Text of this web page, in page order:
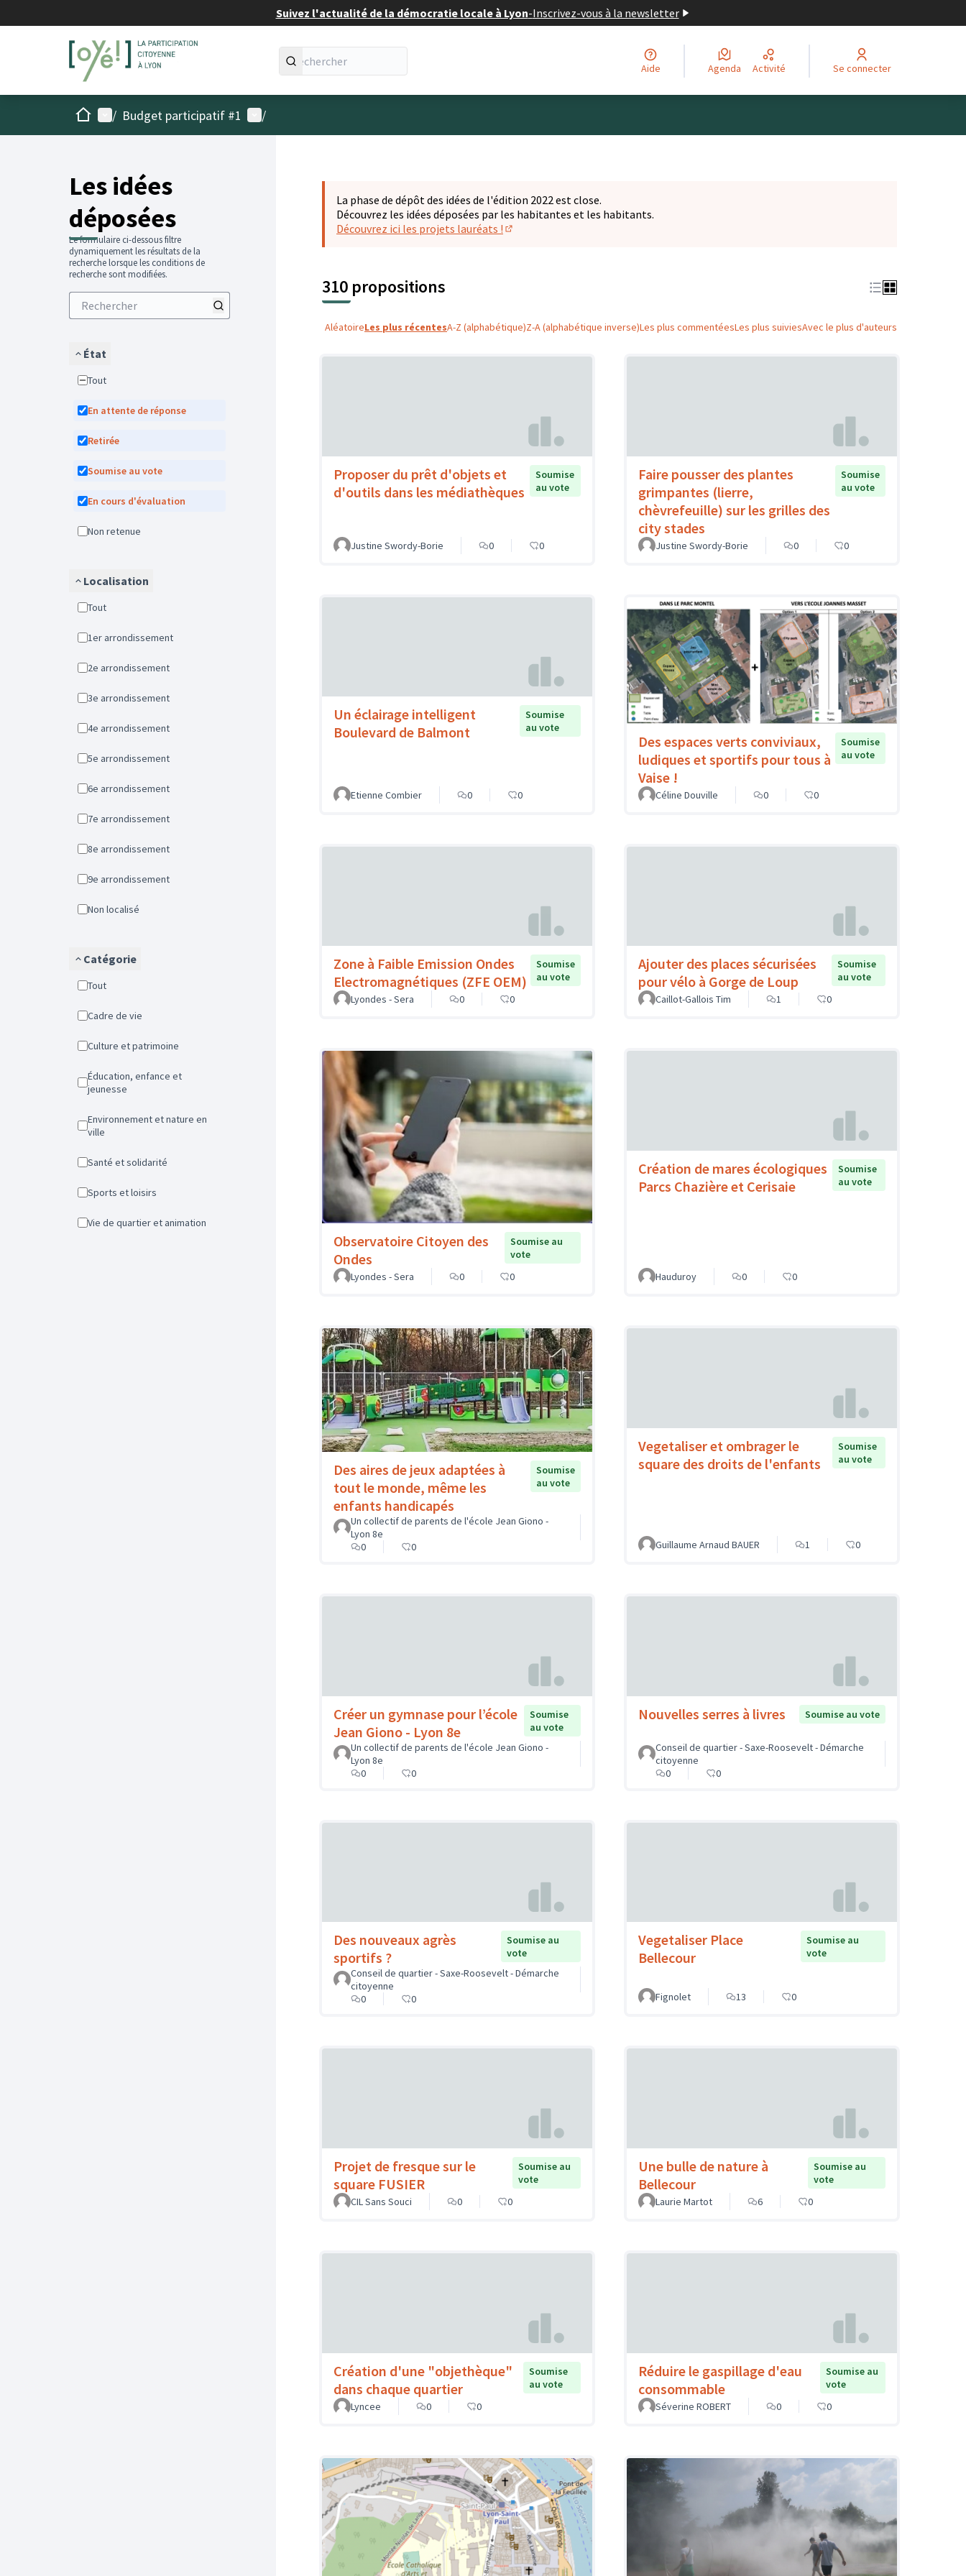
Suivez l'actualité de la démocratie locale à Lyon-Inscrivez-vous à la newsletter
Aide Agenda Activité Se connecter
AccueilMenu principal
/ Budget participatif #1 Menu utilisateur
/
Les idées
déposées
Le formulaire ci-dessous filtre
dynamiquement les résultats de la
recherche lorsque les conditions de
recherche sont modifiées.
État
Tout
En attente de réponse
Retirée
Soumise au vote
En cours d'évaluation
Non retenue
Localisation
Tout
1er arrondissement
2e arrondissement
3e arrondissement
4e arrondissement
5e arrondissement
6e arrondissement
7e arrondissement
8e arrondissement
9e arrondissement
Non localisé
Catégorie
Tout
Cadre de vie
Culture et patrimoine
Éducation, enfance et
jeunesse
Environnement et nature en
ville
Santé et solidarité
Sports et loisirs
Vie de quartier et animation
La phase de dépôt des idées de l'édition 2022 est close.
Découvrez les idées déposées par les habitantes et les habitants.
Découvrez ici les projets lauréats !
310 propositions
AléatoireLes plus récentesA-Z (alphabétique)Z-A (alphabétique inverse)Les plus commentéesLes plus suiviesAvec le plus d'auteurs
Proposer du prêt d'objets et
d'outils dans les médiathèques
Soumise
au vote
Justine Swordy-Borie 0 0
Faire pousser des plantes
grimpantes (lierre,
chèvrefeuille) sur les grilles des
city stades
Soumise
au vote
Justine Swordy-Borie 0 0
Un éclairage intelligent
Boulevard de Balmont
Soumise
au vote
Etienne Combier 0 0
Des espaces verts conviviaux,
ludiques et sportifs pour tous à
Vaise !
Soumise
au vote
Céline Douville 0 0
Zone à Faible Emission Ondes
Electromagnétiques (ZFE OEM)
Soumise
au vote
Lyondes - Sera
0 0
Ajouter des places sécurisées
pour vélo à Gorge de Loup
Soumise
au vote
Caillot-Gallois Tim
1 0
Observatoire Citoyen des
Ondes
Soumise au
vote
Lyondes - Sera
0 0
Création de mares écologiques
Parcs Chazière et Cerisaie
Soumise
au vote
Hauduroy 0 0
Des aires de jeux adaptées à
tout le monde, même les
enfants handicapés
Soumise
au vote
Un collectif de parents de l'école Jean Giono -
Lyon 8e
0
0
Vegetaliser et ombrager le
square des droits de l'enfants
Soumise
au vote
Guillaume Arnaud BAUER 1 0
Créer un gymnase pour l’école
Jean Giono - Lyon 8e
Soumise
au vote
Un collectif de parents de l'école Jean Giono -
Lyon 8e
0
0
Nouvelles serres à livres Soumise au vote
Conseil de quartier - Saxe-Roosevelt - Démarche
citoyenne
0
0
Des nouveaux agrès
sportifs ?
Soumise au
vote
Conseil de quartier - Saxe-Roosevelt - Démarche
citoyenne
0
0
Vegetaliser Place
Bellecour
Soumise au
vote
Fignolet 13 0
Projet de fresque sur le
square FUSIER
Soumise au
vote
CIL Sans Souci
0 0
Une bulle de nature à
Bellecour
Soumise au
vote
Laurie Martot
6 0
Création d'une "objethèque"
dans chaque quartier
Soumise
au vote
Lyncee
0 0
Réduire le gaspillage d'eau
consommable
Soumise au
vote
Séverine ROBERT
0 0